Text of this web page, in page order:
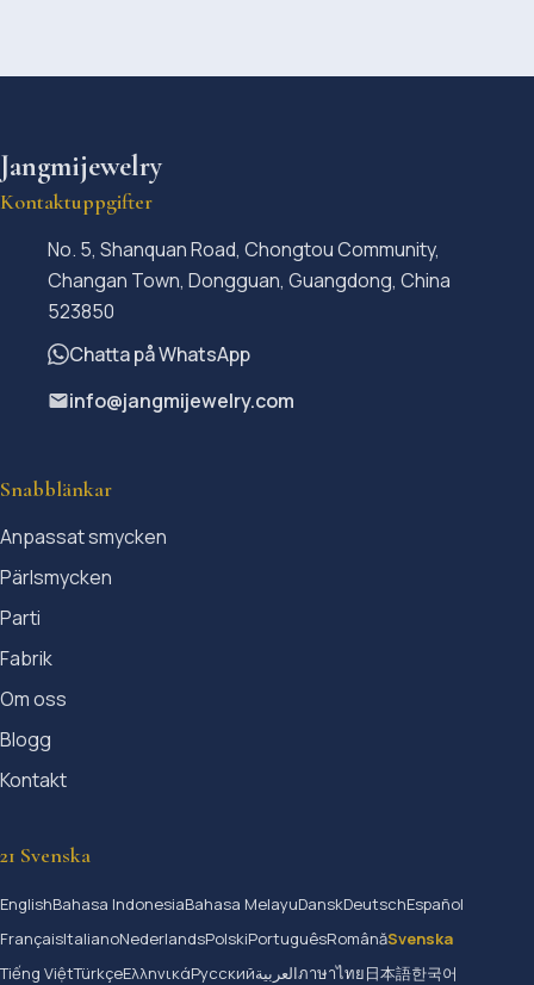
Jangmijewelry
Kontaktuppgifter
No. 5, Shanquan Road, Chongtou Community,
Changan Town, Dongguan, Guangdong, China
523850
Chatta på WhatsApp
info@jangmijewelry.com
Snabblänkar
Anpassat smycken
Pärlsmycken
Parti
Fabrik
Om oss
Blogg
Kontakt
21 Svenska
EnglishBahasa IndonesiaBahasa MelayuDanskDeutschEspañol
FrançaisItalianoNederlandsPolskiPortuguêsRomânăSvenska
Tiếng ViệtTürkçeΕλληνικάРусскийالعربيةภาษาไทย日本語한국어